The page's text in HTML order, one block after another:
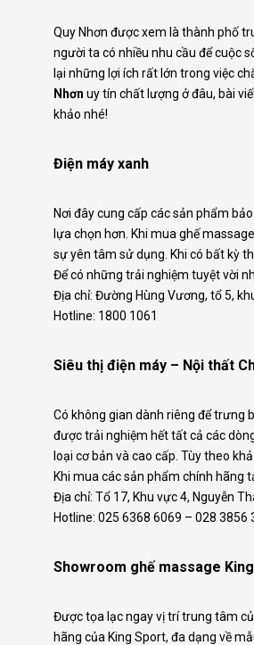
Quy Nhơn được xem là thành phố
người ta có nhiều nhu cầu để cuộc
lại những lợi ích rất lớn trong việc
Nhơn uy tín chất lượng ở đâu, bài
khảo nhé!
Điện máy xanh
Nơi đây cung cấp các sản phẩm
lựa chọn hơn. Khi mua ghế
sự yên tâm sử dụng. Khi có bất kỳ
Để có những trải nghiệm tuyệt vời
Địa chỉ: Đường Hùng Vương, tổ 5,
Hotline: 1800 1061
Siêu thị điện máy – Nội thất
Có không gian dành riêng để trưng
được trải nghiệm hết tất cả các
loại cơ bản và cao cấp. Tùy theo
Khi mua các sản phẩm chính hãng
Địa chỉ: Tổ 17, Khu vực 4, Nguyễn
Hotline: 025 6368 6069 – 028 3856
Showroom ghế massage
Được tọa lạc ngay vị trí trung tâm
hãng của King Sport, đa dạng về